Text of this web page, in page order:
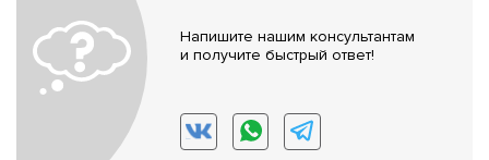
Напишите нашим консультантам
и получите быстрый ответ!